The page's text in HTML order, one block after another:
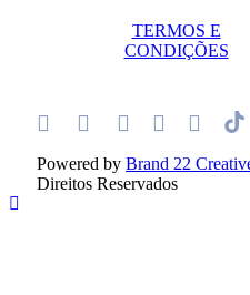
TERMOS E
CONDIÇÕES
Powered by Brand 22
Direitos Reservados